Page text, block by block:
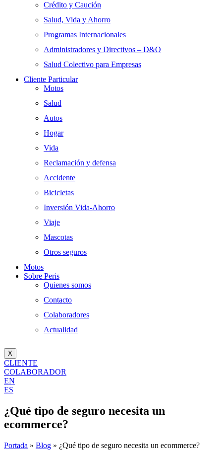
Crédito y Caución
Salud, Vida y Ahorro
Programas Internacionales
Administradores y Directivos – D&O
Salud Colectivo para Empresas
Cliente Particular
Motos
Salud
Autos
Hogar
Vida
Reclamación y defensa
Accidente
Bicicletas
Inversión Vida-Ahorro
Viaje
Mascotas
Otros seguros
Motos
Sobre Peris
Quienes somos
Contacto
Colaboradores
Actualidad
X
CLIENTE
COLABORADOR
EN
ES
¿Qué tipo de seguro necesita un
ecommerce?
Portada » Blog » ¿Qué tipo de seguro necesita un ecommerce?